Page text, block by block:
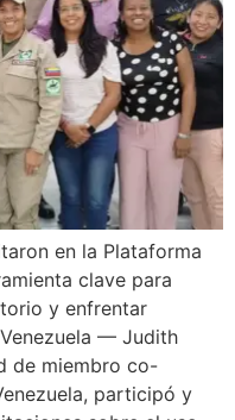
en la Plataforma
clave para
y enfrentar
— Judith
de miembro co-
participó y